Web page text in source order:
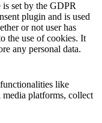
is set by the GDPR
plugin and is used
or not user has
the use of cookies. It
any personal data.
like
platforms, collect